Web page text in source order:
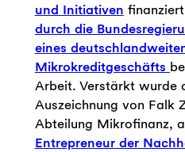
und Initiativen
durch die
eines
Mikrokreditgeschäfts
Arbeit. Verstärkt wurde
Auszeichnung von Falk
Abteilung Mikrofinanz,
Entrepreneur der